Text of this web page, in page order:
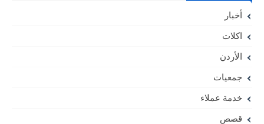
أخبار
اكلات
الأردن
جمعيات
خدمة عملاء
قصص